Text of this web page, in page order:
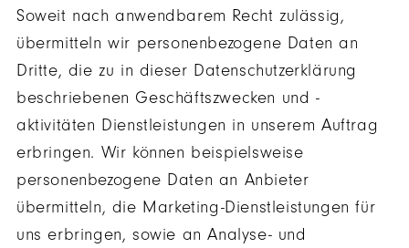
Soweit nach anwendbarem Recht zulässig,
übermitteln wir personenbezogene Daten an
Dritte, die zu in dieser Datenschutzerklärung
beschriebenen Geschäftszwecken und -
aktivitäten Dienstleistungen in unserem Auftrag
erbringen. Wir können beispielsweise
personenbezogene Daten an Anbieter
übermitteln, die Marketing-Dienstleistungen für
uns erbringen, sowie an Analyse- und